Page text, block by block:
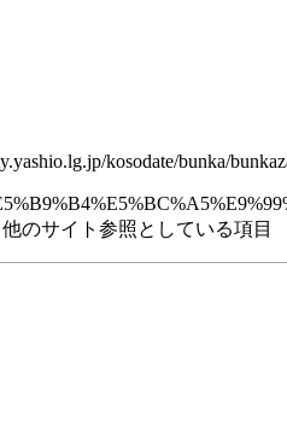
他のサイト参照としている項目